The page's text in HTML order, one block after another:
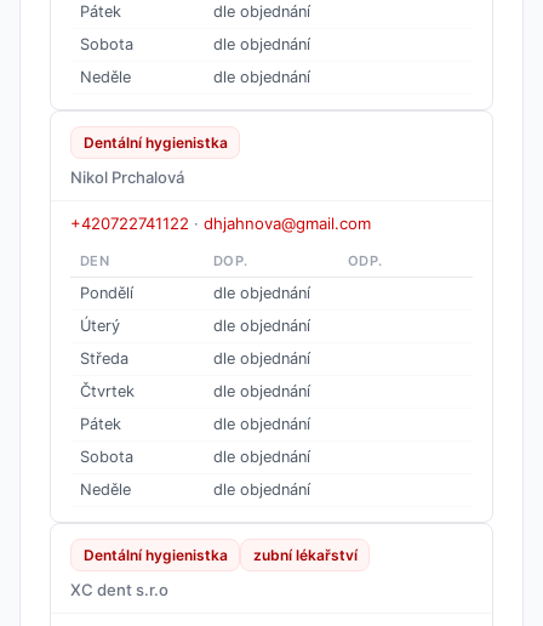
Pátek
dle objednání
Sobota
dle objednání
Neděle
dle objednání
Dentální hygienistka
Nikol Prchalová
+420722741122 · dhjahnova@gmail.com
DEN DOP. ODP.
Pondělí
dle objednání
Úterý
dle objednání
Středa
dle objednání
Čtvrtek
dle objednání
Pátek
dle objednání
Sobota
dle objednání
Neděle
dle objednání
Dentální hygienistka zubní lékařství
XC dent s.r.o